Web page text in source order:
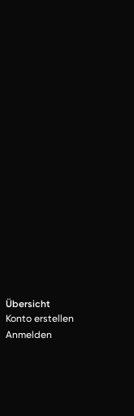
Übersicht
Konto erstellen
Anmelden